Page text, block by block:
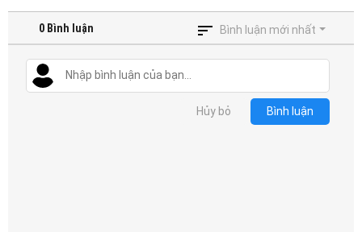
0 Bình luận Bình luận mới nhất
Hủy bỏ Bình luận